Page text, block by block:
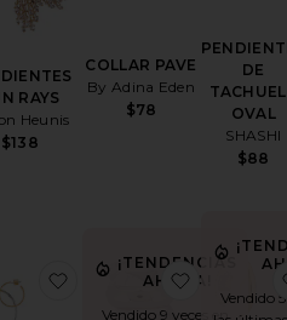
RAYS
Heunis
$138
COLLAR PAVE
By Adina Eden
$78
DE
OVAL
SHASHI
$88
favoritoAROS IMOGEN
¡TENDENCIAS
AHORA!
Vendido 9 veces en
Vendido